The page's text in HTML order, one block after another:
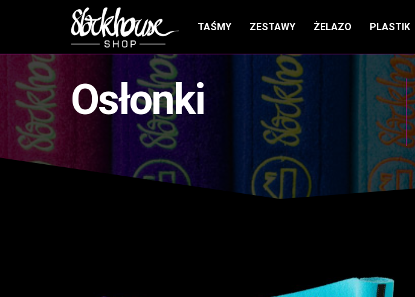
TAŚMY ZESTAWY ŻELAZO PLASTIK
Osłonki